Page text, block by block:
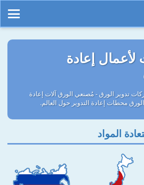
لأعمال إعادة
تدوير الورق - مُصنعي الورق آلات إعادة
محطات إعادة التدوير حول العالم.
المواد